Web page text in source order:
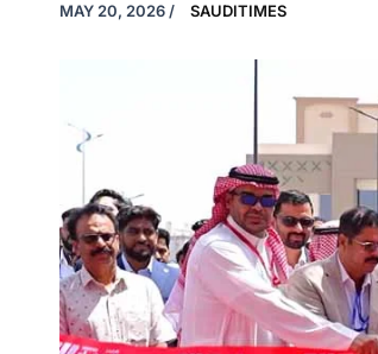
MAY 20, 2026 / SAUDITIMES